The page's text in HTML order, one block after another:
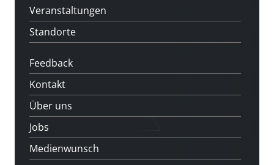
Veranstaltungen
Standorte
Feedback
Kontakt
Über uns
Jobs
Medienwunsch